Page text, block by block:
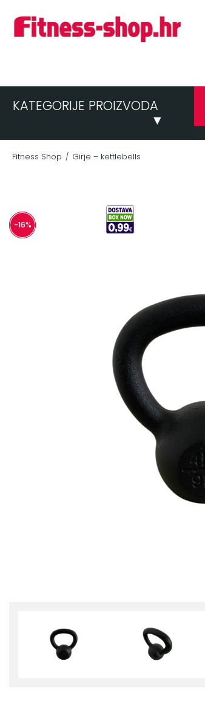
KATEGORIJE PROIZVODA
▼
Fitness Shop / Girje – kettlebells
-16%